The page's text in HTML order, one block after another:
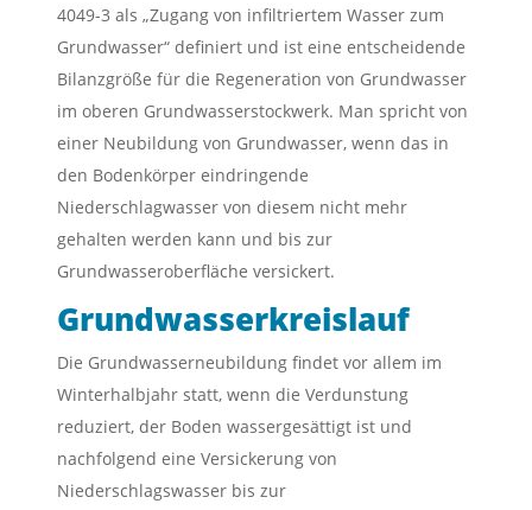
4049-3 als „Zugang von infiltriertem Wasser zum
Grundwasser“ definiert und ist eine entscheidende
Bilanzgröße für die Regeneration von Grundwasser
im oberen Grundwasserstockwerk. Man spricht von
einer Neubildung von Grundwasser, wenn das in
den Bodenkörper eindringende
Niederschlagwasser von diesem nicht mehr
gehalten werden kann und bis zur
Grundwasseroberfläche versickert.
Grundwasserkreislauf
Die Grundwasserneubildung findet vor allem im
Winterhalbjahr statt, wenn die Verdunstung
reduziert, der Boden wassergesättigt ist und
nachfolgend eine Versickerung von
Niederschlagswasser bis zur